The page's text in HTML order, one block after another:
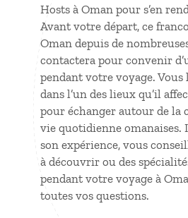
Hosts à Oman pour s’en
Avant votre départ, ce
Oman depuis de
contactera pour convenir
pendant votre voyage.
dans l’un des lieux qu’il
pour échanger autour de la
vie quotidienne omanaises.
son expérience, vous
à découvrir ou des
pendant votre voyage à
toutes vos questions.